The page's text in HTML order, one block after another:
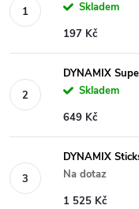
Skladem
197 Kč
DYNAMIX
Skladem
649 Kč
DYNAMIX
Na dotaz
1 525 Kč